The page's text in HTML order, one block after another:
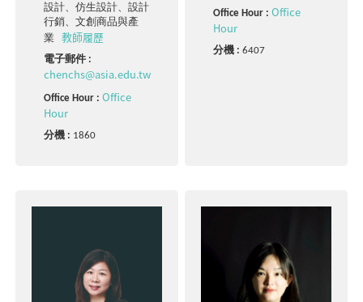
設計、仿生設計、設計
行銷、文創商品與產
業教師履歷
電子郵件 :
chenchs@asia.edu.tw
Office Hour :Office
Hour
分機 : 1860
Office Hour :Office
Hour
分機 :6407